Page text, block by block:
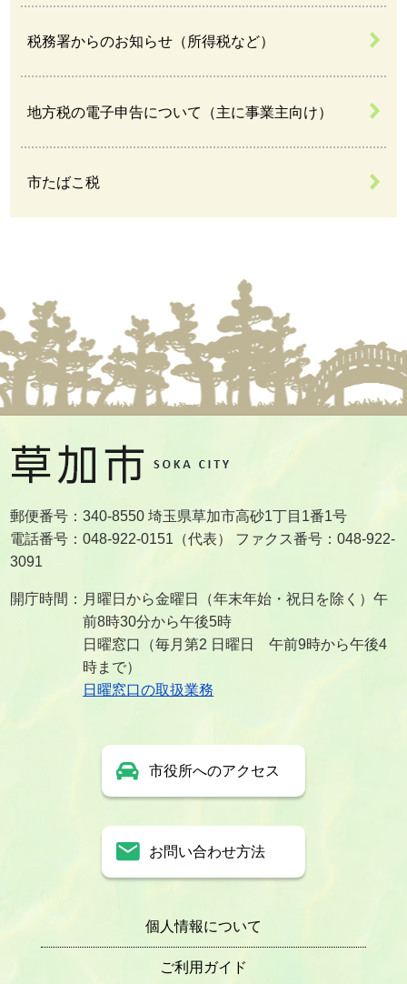
税務署からのお知らせ（所得税など）
地方税の電子申告について（主に事業主向け）
市たばこ税
郵便番号：340-8550 埼玉県草加市高砂1丁目1番1号
電話番号：048-922-0151（代表） ファクス番号：048-922-
3091
開庁時間：月曜日から金曜日（年末年始・祝日を除く）午
前8時30分から午後5時
日曜窓口（毎月第2 日曜日 午前9時から午後4
時まで）
日曜窓口の取扱業務
市役所へのアクセス
お問い合わせ方法
個人情報について
ご利用ガイド